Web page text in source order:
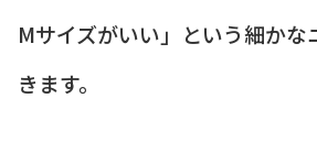
Mサイズがいい」という細かな
きます。